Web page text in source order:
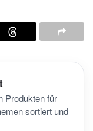
Produkten für
sortiert und